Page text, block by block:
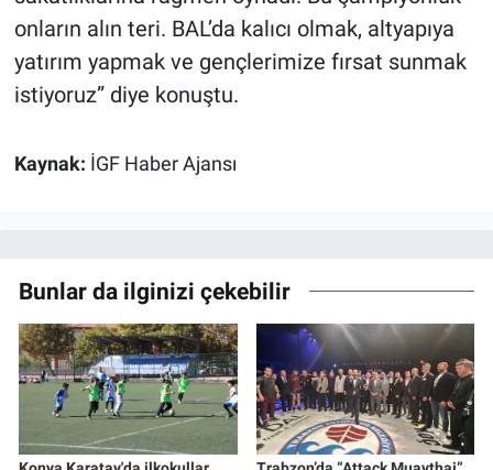
onların alın teri. BAL’da kalıcı olmak, altyapıya
yatırım yapmak ve gençlerimize fırsat sunmak
istiyoruz” diye konuştu.
Kaynak: İGF Haber Ajansı
Bunlar da ilginizi çekebilir